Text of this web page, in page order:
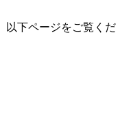
以下ページをご覧くだ